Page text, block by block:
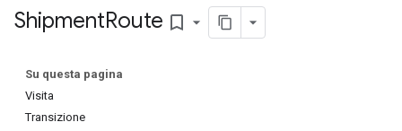
ShipmentRoute bookmark_border
Su questa pagina
Visita
Transizione